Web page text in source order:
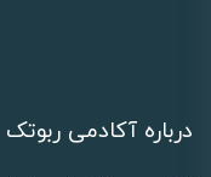
درباره آکادمی ربوتک